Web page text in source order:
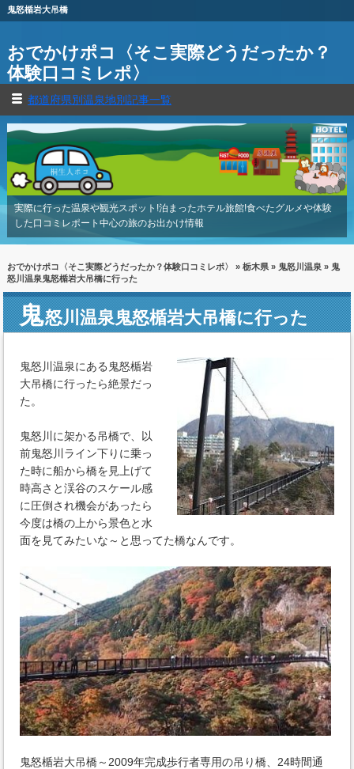
鬼怒楯岩大吊橋
おでかけポコ〈そこ実際どうだったか？
体験口コミレポ〉
都道府県別温泉地別記事一覧
実際に行った温泉や観光スポット!泊まったホテル旅館!食べたグルメや体験
した口コミレポート中心の旅のお出かけ情報
おでかけポコ〈そこ実際どうだったか？体験口コミレポ〉 » 栃木県» 鬼怒川温泉 » 鬼
怒川温泉鬼怒楯岩大吊橋に行った
鬼怒川温泉鬼怒楯岩大吊橋に行った
鬼怒川温泉にある鬼怒楯岩
大吊橋に行ったら絶景だっ
た。
鬼怒川に架かる吊橋で、以
前鬼怒川ライン下りに乗っ
た時に船から橋を見上げて
時高さと渓谷のスケール感
に圧倒され機会があったら
今度は橋の上から景色と水
面を見てみたいな～と思ってた橋なんです。
鬼怒楯岩大吊橋～2009年完成歩行者専用の吊り橋、24時間通